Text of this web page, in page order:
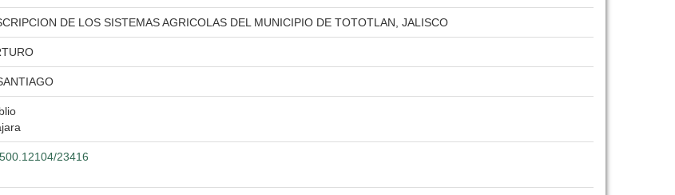
DE LOS SISTEMAS AGRICOLAS DEL MUNICIPIO DE TOTOTLAN, JALISCO
23416